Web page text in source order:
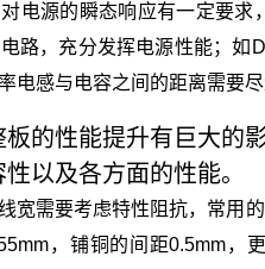
电源的瞬态响应有一定要
路，充分发挥电源性能；
电感与电容之间的距离需要尽
的性能提升有巨大的
以及各方面的性能。
宽需要考虑特性阻抗，常用
，铺铜的间距0.5mm